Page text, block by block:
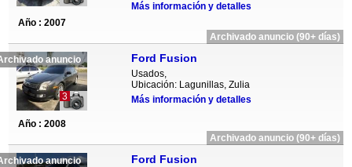
Más información y detalles
Año : 2007
Archivado anuncio (90+ días)
anuncio
3
Ford Fusion
Usados,
Ubicación: Lagunillas, Zulia
Más información y detalles
Año : 2008
Archivado anuncio (90+ días)
anuncio Ford Fusion